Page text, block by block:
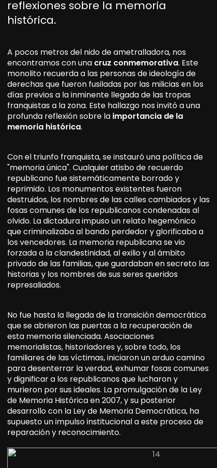
reflexiones sobre la memoria
histórica.
A pocos metros del nido de ametralladora, nos
encontramos con una cruz conmemorativa. Este
monolito recuerda a las personas de ideología de
derechas que fueron fusiladas por las milicias en los
días previos a la inminente llegada de las tropas
franquistas a la zona. Este hallazgo nos invitó a una
profunda reflexión sobre la importancia de la
memoria histórica.
Con el triunfo franquista, se instauró una política de
"memoria única". Cualquier atisbo de recuerdo
republicano fue sistemáticamente borrado y
reprimido. Los monumentos existentes fueron
destruidos, los nombres de las calles cambiados y las
fosas comunes de los republicanos condenadas al
olvido. La dictadura impuso un relato hegemónico
que criminalizaba al bando perdedor y glorificaba a
los vencedores. La memoria republicana se vio
forzada a la clandestinidad, al exilio y al ámbito
privado de las familias, que guardaban en secreto las
historias y los nombres de sus seres queridos
represaliados.
No fue hasta la llegada de la transición democrática
que se abrieron las puertas a la recuperación de
esta memoria silenciada. Asociaciones
memorialistas, historiadores y, sobre todo, los
familiares de las víctimas, iniciaron un arduo camino
para desenterrar la verdad, exhumar fosas comunes
y dignificar a los republicanos que lucharon y
murieron por sus ideales. La promulgación de la Ley
de Memoria Histórica en 2007, y su posterior
desarrollo con la Ley de Memoria Democrática, ha
supuesto un impulso institucional a este proceso de
reparación y reconocimiento.